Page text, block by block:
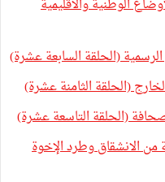
1982 وغرابة الأوضاع الوطنية والاقليمية
(الحلقة السابعة عشرة)
(الحلقة الثامنة عشرة)
(الحلقة التاسعة عشرة)
الانشقاق وطرد الإخوة